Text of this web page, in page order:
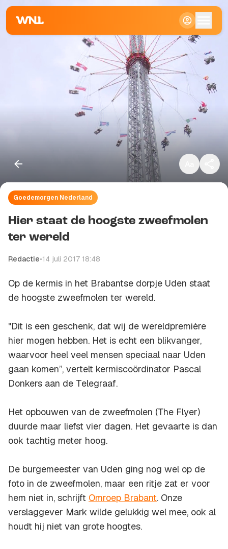
Standaard
Groot
Goedemorgen Nederland
Hier staat de hoogste zweefmolen
ter wereld
Redactie•14 juli 2017 18:48
Op de kermis in het Brabantse dorpje Uden staat
de hoogste zweefmolen ter wereld.
"Dit is een geschenk, dat wij de wereldpremière
hier mogen hebben. Het is echt een blikvanger,
waarvoor heel veel mensen speciaal naar Uden
gaan komen”, vertelt kermiscoördinator Pascal
Donkers aan de Telegraaf.
Het opbouwen van de zweefmolen (The Flyer)
duurde maar liefst vier dagen. Het gevaarte is dan
ook tachtig meter hoog.
De burgemeester van Uden ging nog wel op de
foto in de zweefmolen, maar een ritje zat er voor
hem niet in, schrijft Omroep Brabant. Onze
verslaggever Mark wilde gelukkig wel mee, ook al
houdt hij niet van grote hoogtes.